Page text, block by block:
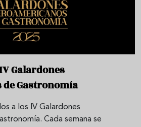
Galardones
Gastronomía
a los IV Galardones
Cada semana se